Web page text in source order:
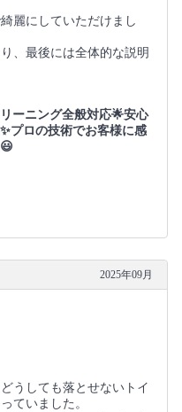
麗にしていただけまし
、最後には全体的な説明
ーニング全般対応🌟安心
プロの技術でお客様に感
2025年09月
うしても落とせないトイ
ていました。